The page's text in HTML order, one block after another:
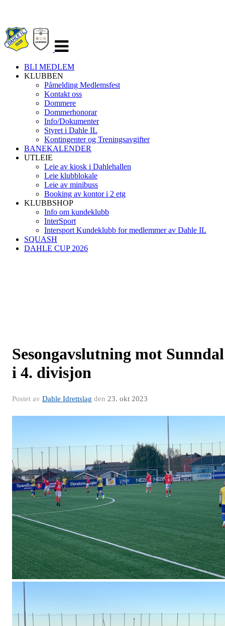
navigasjon
BLI MEDLEM
KLUBBEN
Påmelding Medlemsfest
Kontakt oss
Dommere
Dommerhonorar
Info/Dokumenter
Styret i Dahle IL
Kontingenter og Treningsavgifter
BANEKALENDER
UTLEIE
Leie av kiosk i Dahlehallen
Leie klubblokale
Leie av minibuss
Booking av kontor i 2 etg
KLUBBSHOP
Info om kundeklubb
InterSport
Intersport Kundeklubb for medlemmer av Dahle IL
SQUASH
DAHLE CUP 2026
Sesongavslutning mot Sunndal
i 4. divisjon
Postet av Dahle Idrettslag den 23. okt 2023